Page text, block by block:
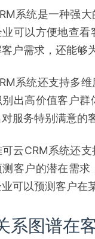
系统是一种强
业可以方便地查
户需求，还能够
系统还支持多
出高价值客户
服务特别满意的
云CRM系统还
测客户的潜在需
可以预测客户在
系图谱在